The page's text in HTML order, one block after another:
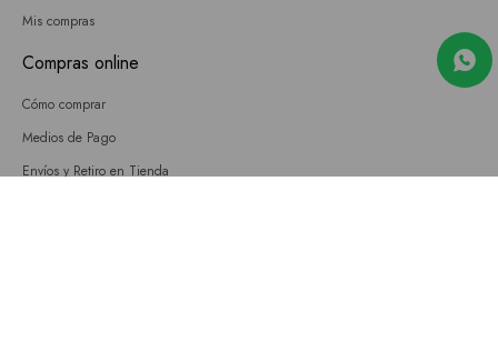
Mis compras
Compras online
Cómo comprar
Medios de Pago
Envíos y Retiro en Tienda